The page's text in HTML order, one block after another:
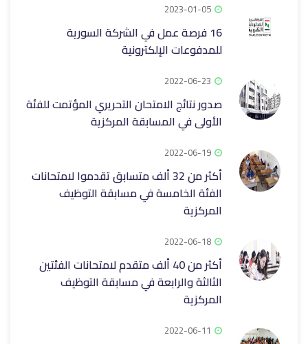
2023-01-05
16 فرصة عمل في الشركة السورية
للمدفوعات الإلكترونية
2022-06-23
صدور نتائج الامتحان التحريري المؤتمت للفئة
الأولى في المسابقة المركزية
2022-06-19
أكثر من 32 ألف متسابق تقدموا لامتحانات
الفئة الخامسة في مسابقة التوظيف
المركزية
2022-06-18
أكثر من 40 ألف متقدم لامتحانات الفئتين
الثالثة والرابعة في مسابقة التوظيف
المركزية
2022-06-11